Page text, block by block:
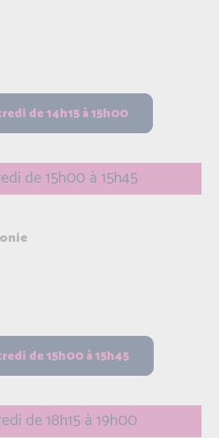
de 15h00 à 15h45
de 18h15 à 19h00